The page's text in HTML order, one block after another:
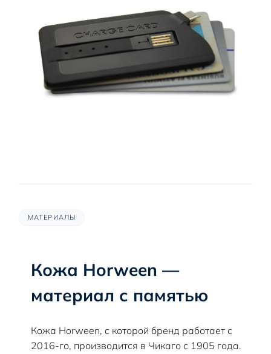
МАТЕРИАЛЫ
Кожа Horween —
материал с памятью
Кожа Horween, с которой бренд работает с
2016-го, производится в Чикаго с 1905 года.